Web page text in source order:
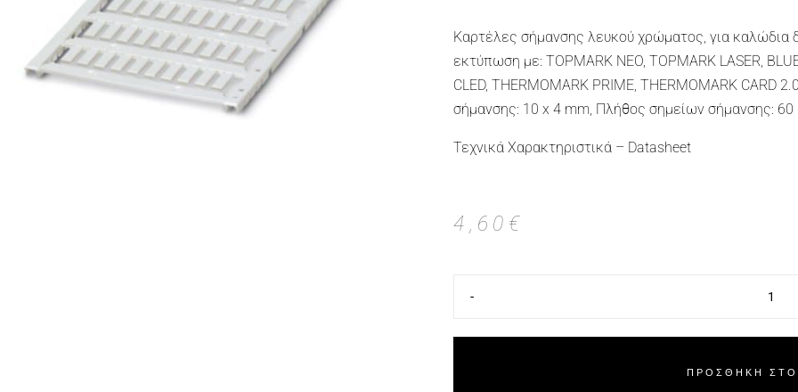
Καρτέλες σήμανσης λευκού χρώματος, για καλώδια
εκτύπωση με: TOPMARK NEO, TOPMARK LASER,
CLED, THERMOMARK PRIME, THERMOMARK CARD
σήμανσης: 10 x 4 mm, Πλήθος σημείων σήμανσης: 60
Τεχνικά Χαρακτηριστικά – Datasheet
4,60 €
-
ΠΡΟΣΘΉΚΗ ΣΤΟ